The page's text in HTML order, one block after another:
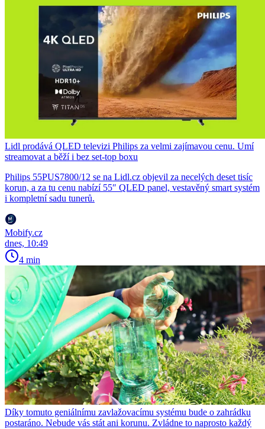
Lidl prodává QLED televizi Philips za velmi zajímavou cenu. Umí
streamovat a běží i bez set-top boxu
Philips 55PUS7800/12 se na Lidl.cz objevil za necelých deset tisíc
korun, a za tu cenu nabízí 55″ QLED panel, vestavěný smart systém
i kompletní sadu tunerů.
Mobify.cz
dnes, 10:49
4 min
Díky tomuto geniálnímu zavlažovacímu systému bude o zahrádku
postaráno. Nebude vás stát ani korunu. Zvládne to naprosto každý